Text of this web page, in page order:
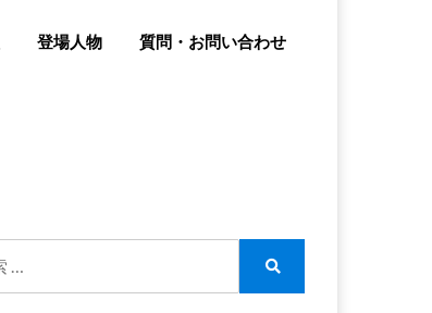
登場人物 質問・お問い合わせ